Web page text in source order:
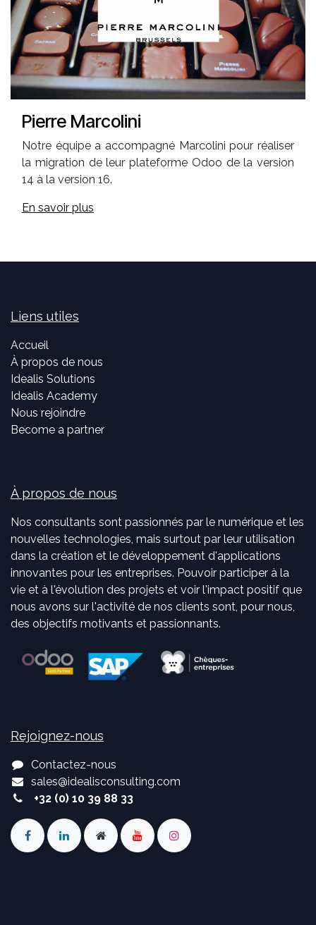
Pierre Marcolini
Notre équipe a accompagné Marcolini pour réaliser
la migration de leur plateforme Odoo de la version
14 à la version 16.
En savoir plus
Liens utiles
Accueil
À propos de nous
Idealis Solutions
Idealis Academy
Nous rejoindre
Become a partner
À propos de nous
Nos consultants sont passionnés par le numérique et les
nouvelles technologies, mais surtout par leur utilisation
dans la création et le développement d'applications
innovantes pour les entreprises. Pouvoir participer à la
vie et à l'évolution des projets et voir l'impact positif que
nous avons sur l'activité de nos clients sont, pour nous,
des objectifs motivants et passionnants.
Rejoignez-nous
Contactez-nous
sales@idealisconsulting.com
+32 (0) 10 39 88 33